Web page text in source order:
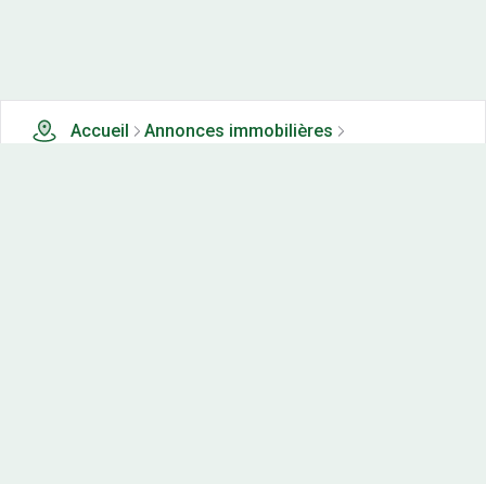
Accueil
Annonces immobilières